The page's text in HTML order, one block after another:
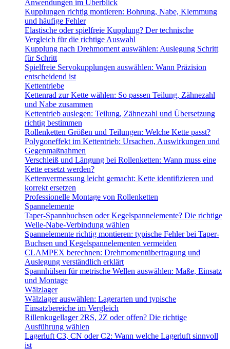
Anwendungen im Überblick
Kupplungen richtig montieren: Bohrung, Nabe, Klemmung
und häufige Fehler
Elastische oder spielfreie Kupplung? Der technische
Vergleich für die richtige Auswahl
Kupplung nach Drehmoment auswählen: Auslegung Schritt
für Schritt
Spielfreie Servokupplungen auswählen: Wann Präzision
entscheidend ist
Kettentriebe
Kettenrad zur Kette wählen: So passen Teilung, Zähnezahl
und Nabe zusammen
Kettentrieb auslegen: Teilung, Zähnezahl und Übersetzung
richtig bestimmen
Rollenketten Größen und Teilungen: Welche Kette passt?
Polygoneffekt im Kettentrieb: Ursachen, Auswirkungen und
Gegenmaßnahmen
Verschleiß und Längung bei Rollenketten: Wann muss eine
Kette ersetzt werden?
Kettenvermessung leicht gemacht: Kette identifizieren und
korrekt ersetzen
Professionelle Montage von Rollenketten
Spannelemente
Taper-Spannbuchsen oder Kegelspannelemente? Die richtige
Welle-Nabe-Verbindung wählen
Spannelemente richtig montieren: typische Fehler bei Taper-
Buchsen und Kegelspannelementen vermeiden
CLAMPEX berechnen: Drehmomentübertragung und
Auslegung verständlich erklärt
Spannhülsen für metrische Wellen auswählen: Maße, Einsatz
und Montage
Wälzlager
Wälzlager auswählen: Lagerarten und typische
Einsatzbereiche im Vergleich
Rillenkugellager 2RS, 2Z oder offen? Die richtige
Ausführung wählen
Lagerluft C3, CN oder C2: Wann welche Lagerluft sinnvoll
ist